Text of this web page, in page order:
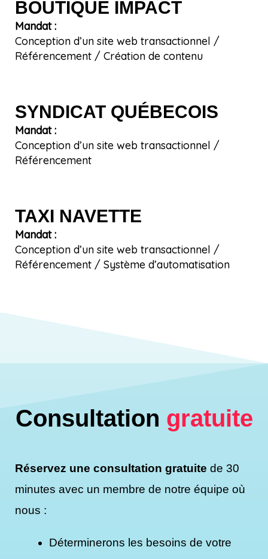
BOUTIQUE IMPACT
Mandat :
Conception d’un site web transactionnel /
Référencement / Création de contenu
SYNDICAT QUÉBECOIS
Mandat :
Conception d’un site web transactionnel /
Référencement
TAXI NAVETTE
Mandat :
Conception d’un site web transactionnel /
Référencement / Système d’automatisation
Consultation gratuite
Réservez une consultation gratuite de 30
minutes avec un membre de notre équipe où
nous :
Déterminerons les besoins de votre